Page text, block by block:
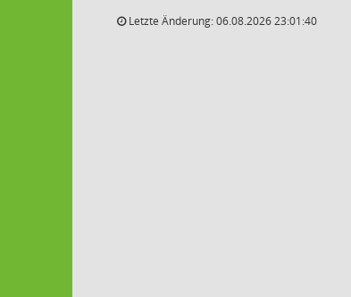
Letzte Änderung: 06.08.2026 23:01:40